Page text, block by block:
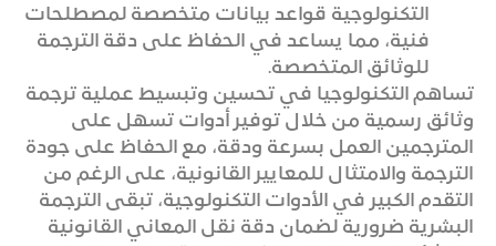
التكنولوجية قواعد بيانات متخصصة لمصطلحات
فنية، مما يساعد في الحفاظ على دقة الترجمة
للوثائق المتخصصة.
تساهم التكنولوجيا في تحسين وتبسيط عملية ترجمة
وثائق رسمية من خلال توفير أدوات تسهل على
المترجمين العمل بسرعة ودقة، مع الحفاظ على جودة
الترجمة والامتثال للمعايير القانونية، على الرغم من
التقدم الكبير في الأدوات التكنولوجية، تبقى الترجمة
البشرية ضرورية لضمان دقة نقل المعاني القانونية